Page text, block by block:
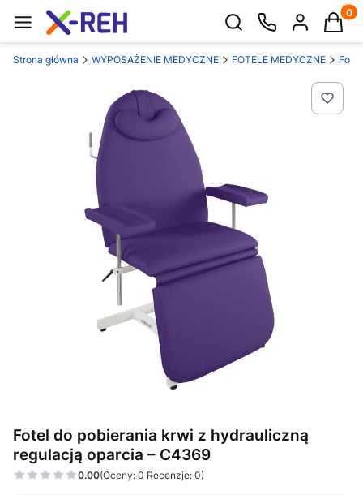
Otwórz wyszukiwarkę
Strona główna WYPOSAŻENIE MEDYCZNE FOTELE MEDYCZNE
Fotel do pobierania krwi z hydrauliczną
regulacją oparcia – C4369
0.00(Oceny: 0 Recenzje: 0)